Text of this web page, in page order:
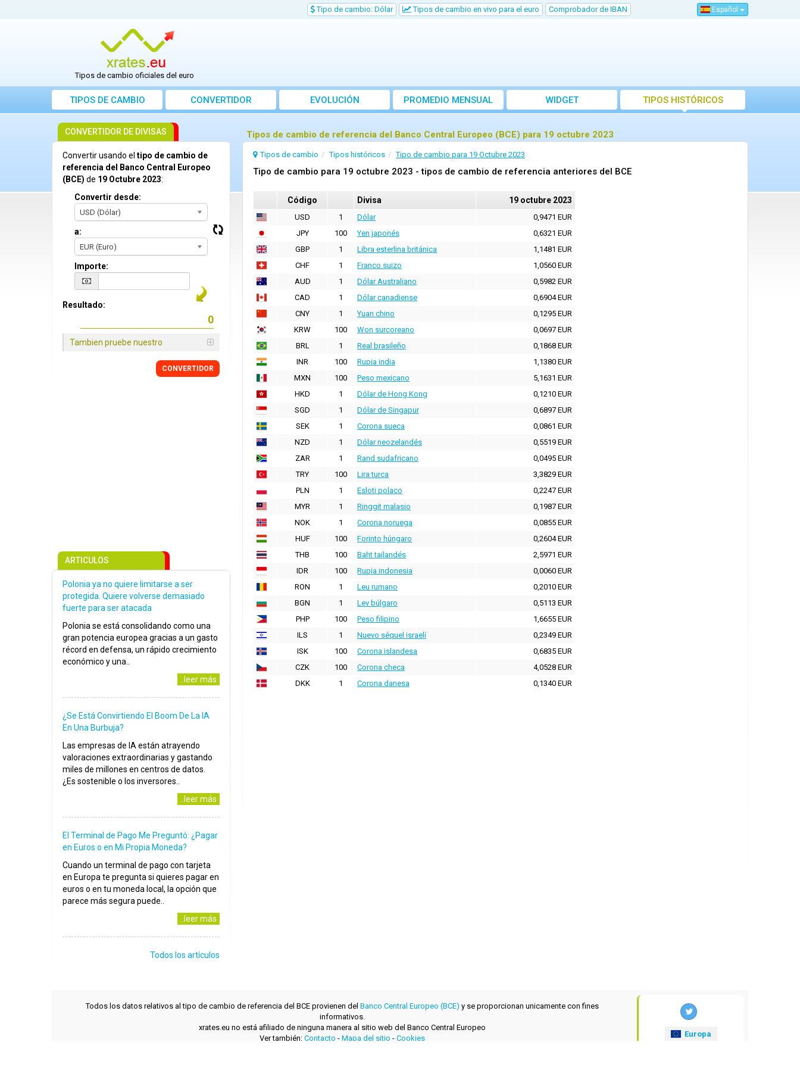
Tipo de cambio: Dólar Tipos de cambio en vivo para el euro Comprobador de IBAN Español
Tipos de cambio oficiales del euro
TIPOS DE CAMBIO CONVERTIDOR EVOLUCIÓN PROMEDIO MENSUAL WIDGET TIPOS HISTÓRICOS
Tipos de cambio de referencia del Banco Central Europeo (BCE) para 19 octubre 2023
Tipos de cambio Tipos históricos Tipo de cambio para 19 Octubre 2023
Tipo de cambio para 19 octubre 2023 - tipos de cambio de referencia anteriores del BCE
Código Divisa 19 octubre 2023
USD 1 Dólar
0,9471 EUR
JPY
100 Yen japonés
0,6321 EUR
GBP
1 Libra esterlina británica
1,1481 EUR
CHF
1 Franco suizo
1,0560 EUR
AUD
1 Dólar Australiano
0,5982 EUR
CAD
1 Dólar canadiense
0,6904 EUR
CNY
1 Yuan chino
0,1295 EUR
KRW
100 Won surcoreano
0,0697 EUR
BRL
1 Real brasileño
0,1868 EUR
INR
100 Rupia india
1,1380 EUR
MXN
100 Peso mexicano
5,1631 EUR
HKD
1 Dólar de Hong Kong
0,1210 EUR
SGD
1 Dólar de Singapur
0,6897 EUR
SEK
1 Corona sueca
0,0861 EUR
NZD
1 Dólar neozelandés
0,5519 EUR
ZAR
1 Rand sudafricano
0,0495 EUR
TRY
100 Lira turca
3,3829 EUR
PLN
1 Esloti polaco
0,2247 EUR
MYR
1 Ringgit malasio
0,1987 EUR
NOK
1 Corona noruega
0,0855 EUR
HUF
100 Forinto húngaro
0,2604 EUR
THB
100 Baht tailandés
2,5971 EUR
IDR
100 Rupia indonesia
0,0060 EUR
RON
1 Leu rumano
0,2010 EUR
BGN
1 Lev búlgaro
0,5113 EUR
PHP
100 Peso filipino
1,6655 EUR
ILS
1 Nuevo séquel israelí
0,2349 EUR
ISK
100 Corona islandesa
0,6835 EUR
CZK
100 Corona checa
4,0528 EUR
DKK
1 Corona danesa 0,1340 EUR
CONVERTIDOR DE DIVISAS
Convertir usando el tipo de cambio de
referencia del Banco Central Europeo
(BCE) de 19 Octubre 2023:
Convertir desde:
USD (Dólar)
a:
EUR (Euro)
Importe:
Resultado:
Tambien pruebe nuestro
CONVERTIDOR
ARTICULOS
Polonia ya no quiere limitarse a ser
protegida. Quiere volverse demasiado
fuerte para ser atacada
Polonia se está consolidando como una
gran potencia europea gracias a un gasto
récord en defensa, un rápido crecimiento
económico y una..
..leer más
¿Se Está Convirtiendo El Boom De La IA
En Una Burbuja?
Las empresas de IA están atrayendo
valoraciones extraordinarias y gastando
miles de millones en centros de datos.
¿Es sostenible o los inversores..
..leer más
El Terminal de Pago Me Preguntó: ¿Pagar
en Euros o en Mi Propia Moneda?
Cuando un terminal de pago con tarjeta
en Europa te pregunta si quieres pagar en
euros o en tu moneda local, la opción que
parece más segura puede..
..leer más
Todos los artículos
Todos los datos relativos al tipo de cambio de referencia del BCE provienen del Banco Central Europeo (BCE) y se proporcionan unicamente con fines
informativos.
xrates.eu no está afiliado de ninguna manera al sitio web del Banco Central Europeo
Ver también: Contacto - Mapa del sitio - Cookies
Europa